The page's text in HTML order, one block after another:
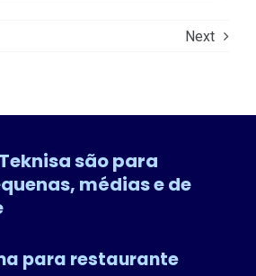
Next
são para
médias e de
para restaurante